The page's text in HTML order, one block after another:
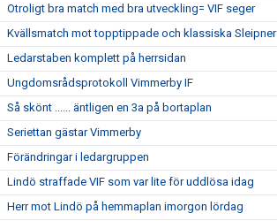
Otroligt bra match med bra utveckling= VIF seger
Kvällsmatch mot topptippade och klassiska Sleipner
Ledarstaben komplett på herrsidan
Ungdomsrådsprotokoll Vimmerby IF
Så skönt ...... äntligen en 3a på bortaplan
Seriettan gästar Vimmerby
Förändringar i ledargruppen
Lindö straffade VIF som var lite för uddlösa idag
Herr mot Lindö på hemmaplan imorgon lördag